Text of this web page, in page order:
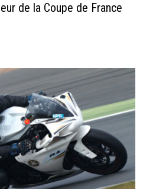
de la Coupe de France